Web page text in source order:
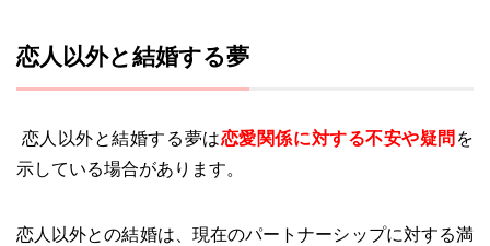
恋人以外と結婚する夢
恋人以外と結婚する夢は恋愛関係に対する不安や疑問 を
示している場合があります。
恋人以外との結婚は、現在のパートナーシップに対する満